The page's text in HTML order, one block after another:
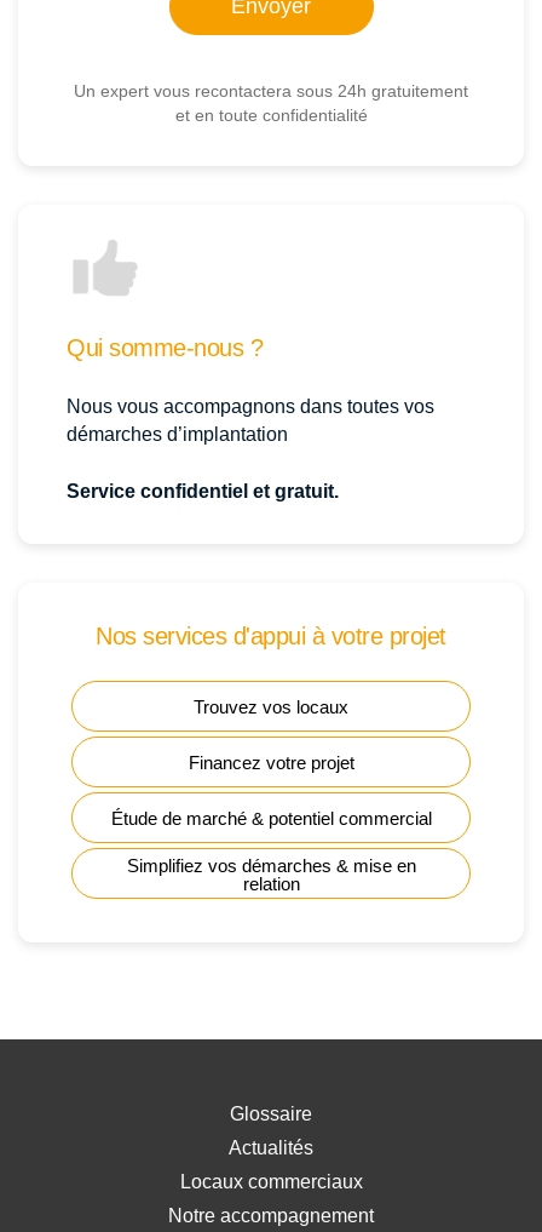
Un expert vous recontactera sous 24h gratuitement
et en toute confidentialité
Qui somme-nous ?
Nous vous accompagnons dans toutes vos
démarches d’implantation
Service confidentiel et gratuit.
Nos services d'appui à votre projet
Trouvez vos locaux
Financez votre projet
Étude de marché & potentiel commercial
Simplifiez vos démarches & mise en
relation
Glossaire
Actualités
Locaux commerciaux
Notre accompagnement